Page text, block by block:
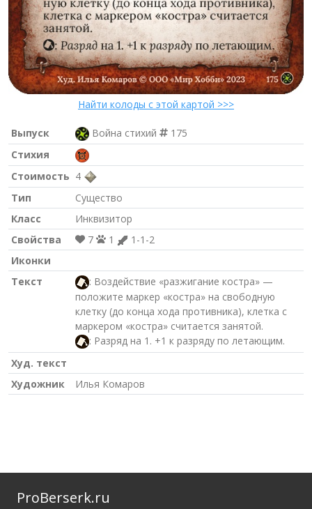
Найти колоды с этой картой >>>
Выпуск Война стихий
175
Стихия
Стоимость 4
Тип
Существо
Класс
Инквизитор
Свойства
7 1
1-1-2
Иконки
Текст
: Воздействие «разжигание костра» —
положите маркер «костра» на свободную
клетку (до конца хода противника), клетка с
маркером «костра» считается занятой.
: Разряд на 1. +1 к разряду по летающим.
Худ. текст
Художник
Илья Комаров
ProBerserk.ru